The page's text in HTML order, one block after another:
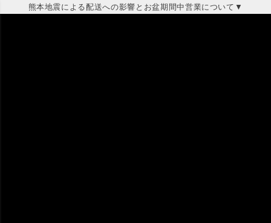
熊本地震による配送への影響とお盆期間中営業について▼